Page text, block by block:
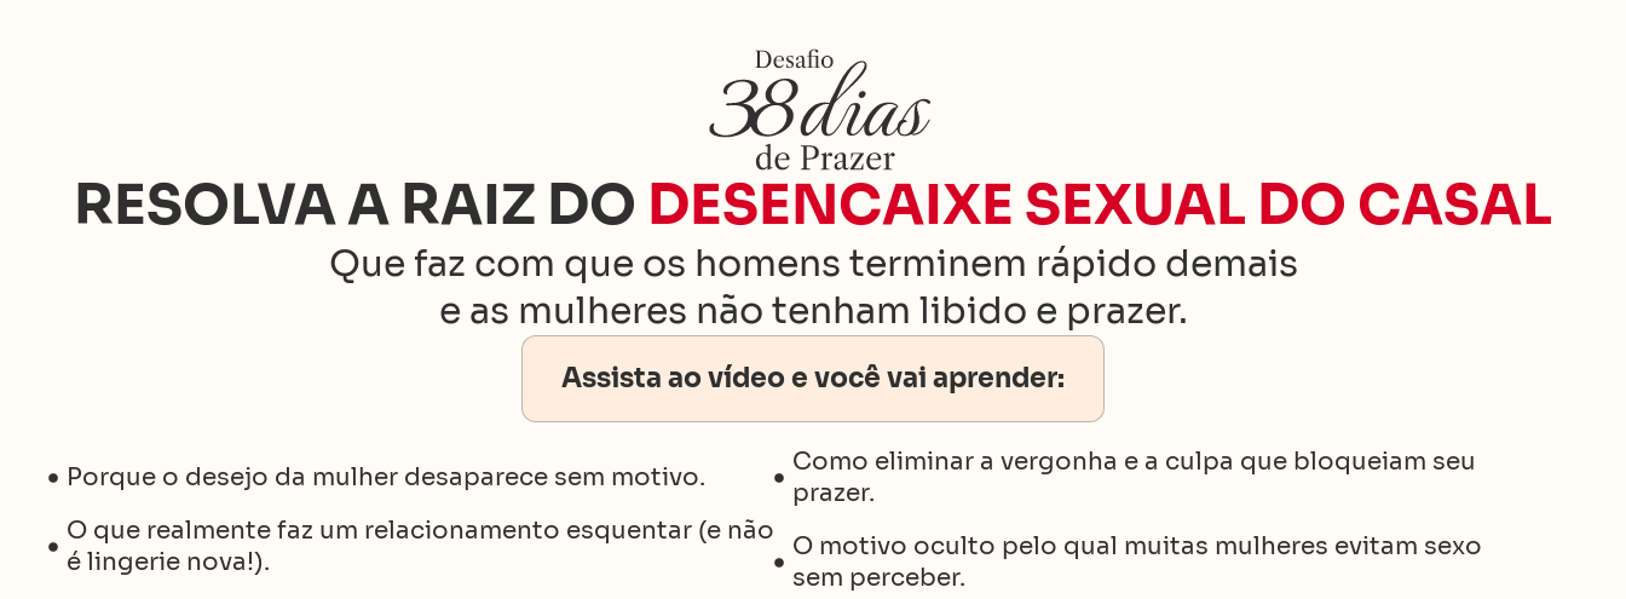
RESOLVA A RAIZ DO DESENCAIXE SEXUAL DO CASAL
Que faz com que os homens terminem rápido demais
e as mulheres não tenham libido e prazer.
Assista ao vídeo e você vai aprender:
Porque o desejo da mulher desaparece sem motivo.
O que realmente faz um relacionamento esquentar (e não
é lingerie nova!).
Como eliminar a vergonha e a culpa que bloqueiam seu
prazer.
O motivo oculto pelo qual muitas mulheres evitam sexo
sem perceber.